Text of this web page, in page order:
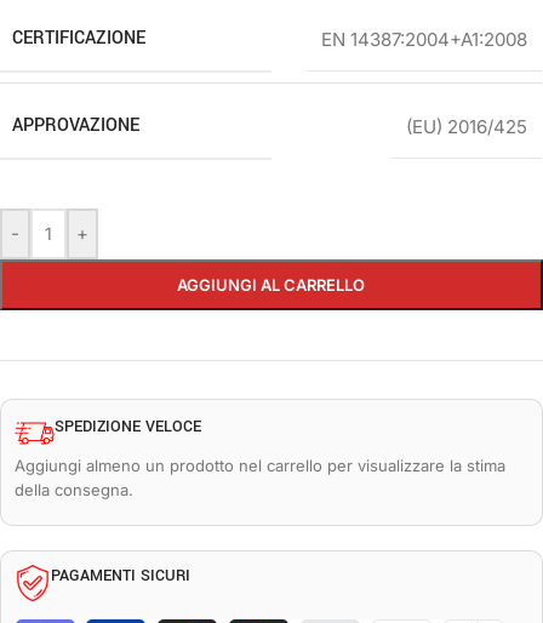
CERTIFICAZIONE EN 14387:2004+A1:2008
APPROVAZIONE (EU) 2016/425
- +
AGGIUNGI AL CARRELLO
SPEDIZIONE VELOCE
Aggiungi almeno un prodotto nel carrello per visualizzare la stima
della consegna.
PAGAMENTI SICURI